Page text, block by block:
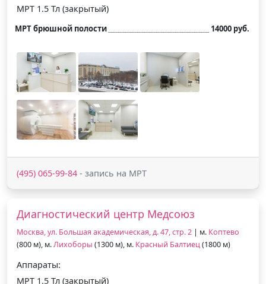
МРТ 1.5 Тл (закрытый)
МРТ брюшной полости 14000 руб.
(495) 065-99-84 - запись на МРТ
Диагностический центр Медсоюз
Москва, ул. Большая академическая, д. 47, стр. 2 | м. Коптево
(800 м), м.Лихоборы (1300 м), м. Красный Балтиец(1800 м)
Аппараты:
МРТ 1.5 Тл (закрытый)